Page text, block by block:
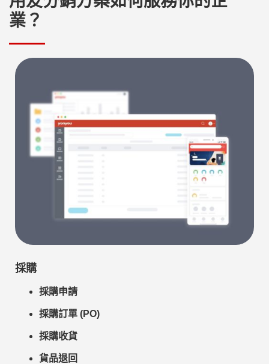
業？
採購
採購申請
採購訂單 (PO)
採購收貨
貨品退回